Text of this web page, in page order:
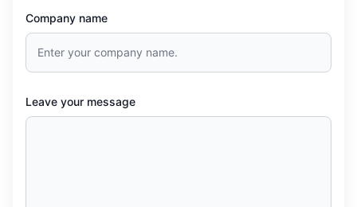
Company name
Leave your message